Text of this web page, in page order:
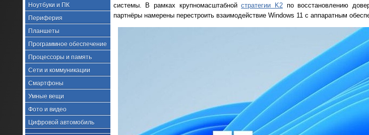
Ноутбуки и ПК
Периферия
Планшеты
Программное обеспечение
Процессоры и память
Сети и коммуникации
Смартфоны
Умные вещи
Фото и видео
Цифровой автомобиль
системы. В рамках крупномасштабнойстратегии K2по восстановлению
партнёры намерены перестроить взаимодействие Windows 11 с аппаратным